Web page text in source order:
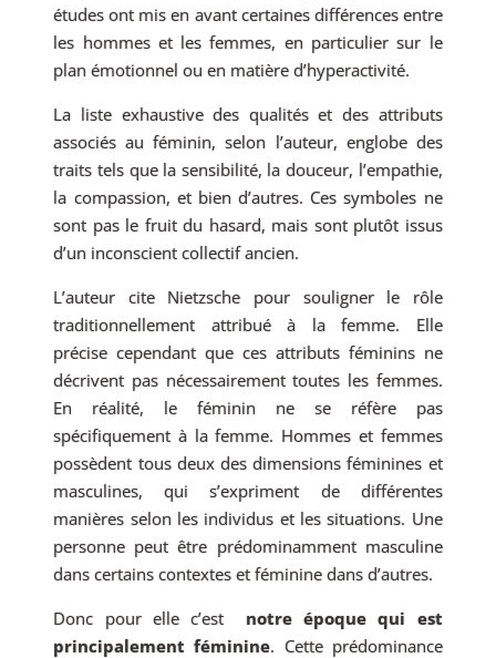
études ont mis en avant certaines différences entre
les hommes et les femmes, en particulier sur le
plan émotionnel ou en matière d’hyperactivité.
La liste exhaustive des qualités et des attributs
associés au féminin, selon l’auteur, englobe des
traits tels que la sensibilité, la douceur, l’empathie,
la compassion, et bien d’autres. Ces symboles ne
sont pas le fruit du hasard, mais sont plutôt issus
d’un inconscient collectif ancien.
L’auteur cite Nietzsche pour souligner le rôle
traditionnellement attribué à la femme. Elle
précise cependant que ces attributs féminins ne
décrivent pas nécessairement toutes les femmes.
En réalité, le féminin ne se réfère pas
spécifiquement à la femme. Hommes et femmes
possèdent tous deux des dimensions féminines et
masculines, qui s’expriment de différentes
manières selon les individus et les situations. Une
personne peut être prédominamment masculine
dans certains contextes et féminine dans d’autres.
Donc pour elle c’est notre époque qui est
principalement féminine. Cette prédominance